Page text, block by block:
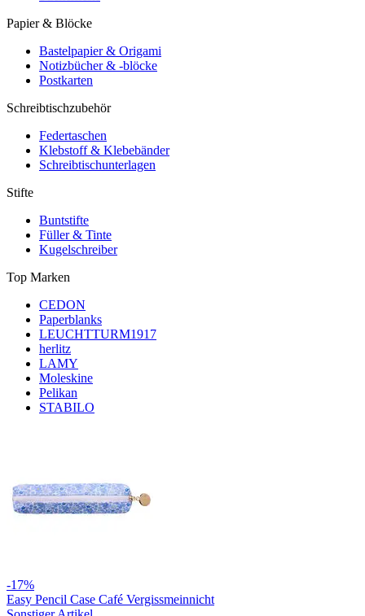
Papier & Blöcke
Bastelpapier & Origami
Notizbücher & -blöcke
Postkarten
Schreibtischzubehör
Federtaschen
Klebstoff & Klebebänder
Schreibtischunterlagen
Stifte
Buntstifte
Füller & Tinte
Kugelschreiber
Top Marken
CEDON
Paperblanks
LEUCHTTURM1917
herlitz
LAMY
Moleskine
Pelikan
STABILO
-17%
Easy Pencil Case Café Vergissmeinnicht